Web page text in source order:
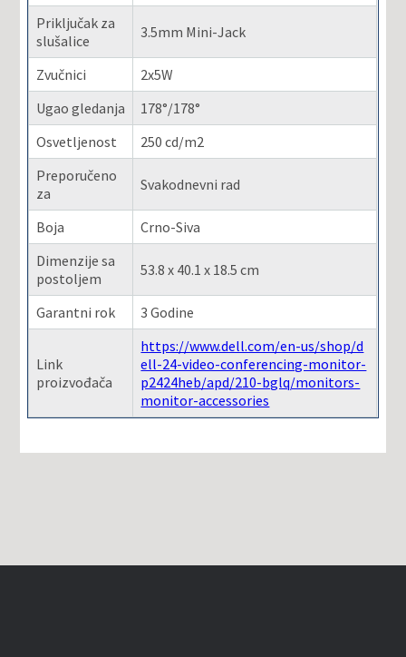
Priključak za
slušalice
3.5mm Mini-Jack
Zvučnici
2x5W
Ugao gledanja
178°/178°
Osvetljenost
250 cd/m2
Preporučeno
za
Svakodnevni rad
Boja
Crno-Siva
Dimenzije sa
postoljem
53.8 x 40.1 x 18.5 cm
Garantni rok 3 Godine
Link
proizvođača
https://www.dell.com/en-us/shop/d
ell-24-video-conferencing-monitor-
p2424heb/apd/210-bglq/monitors-
monitor-accessories